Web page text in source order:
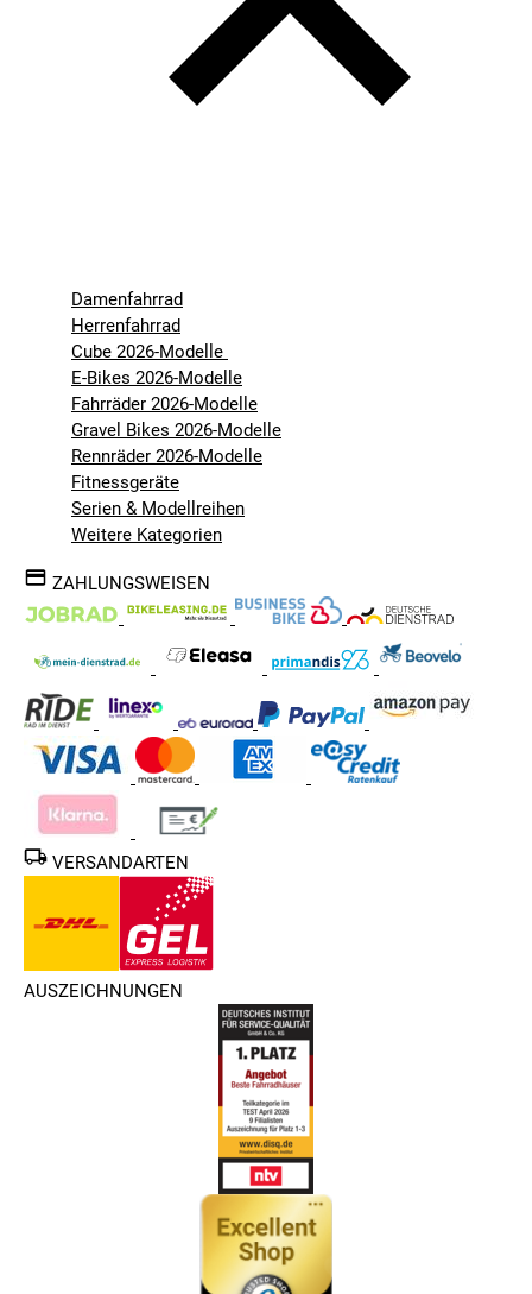
Damenfahrrad
Herrenfahrrad
Cube 2026-Modelle
E-Bikes 2026-Modelle
Fahrräder 2026-Modelle
Gravel Bikes 2026-Modelle
Rennräder 2026-Modelle
Fitnessgeräte
Serien & Modellreihen
Weitere Kategorien
ZAHLUNGSWEISEN
VERSANDARTEN
AUSZEICHNUNGEN